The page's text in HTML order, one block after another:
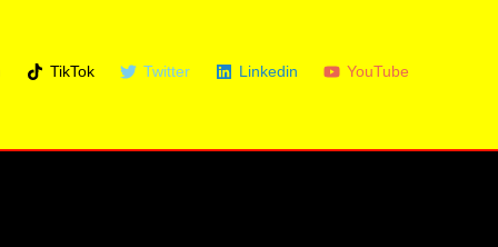
TikTok Twitter Linkedin YouTube